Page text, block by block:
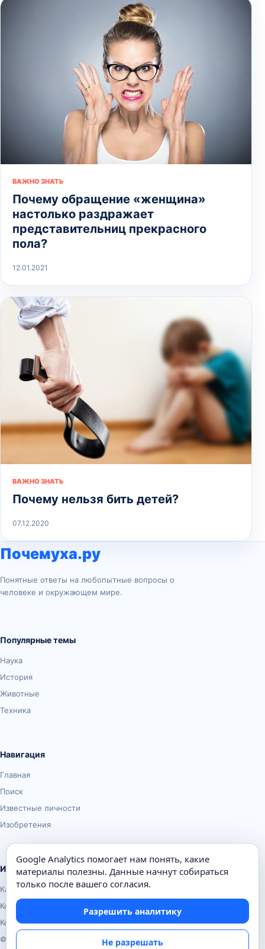
ВАЖНО ЗНАТЬ
Почему обращение «женщина»
настолько раздражает
представительниц прекрасного
пола?
12.01.2021
ВАЖНО ЗНАТЬ
Почему нельзя бить детей?
07.12.2020
Почемуха.ру
Понятные ответы на любопытные вопросы о
человеке и окружающем мире.
Популярные темы
Наука
История
Животные
Техника
Навигация
Главная
Поиск
Известные личности
Изобретения
Информация
Карта сайта
Контакты
Конфиденциальность
© Почемуха.ру, 2010–2026
Google Analytics помогает нам понять, какие
материалы полезны. Данные начнут собираться
только после вашего согласия.
Разрешить аналитику
Не разрешать